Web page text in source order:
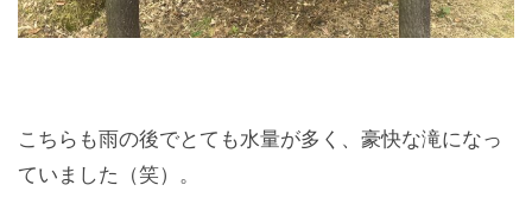
こちらも雨の後でとても水量が多く、豪快な滝になっ
ていました（笑）。